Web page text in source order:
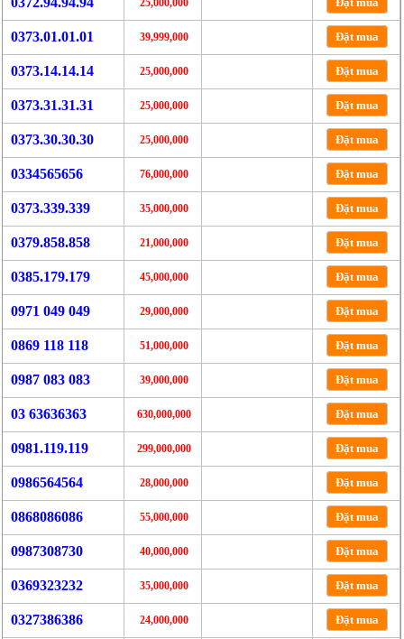
25,000,000
0373.01.01.01 39,999,000 Đặt mua
0373.14.14.14 25,000,000 Đặt mua
0373.31.31.31 25,000,000 Đặt mua
0373.30.30.30 25,000,000 Đặt mua
0334565656 76,000,000 Đặt mua
0373.339.339 35,000,000 Đặt mua
0379.858.858 21,000,000 Đặt mua
0385.179.179 45,000,000 Đặt mua
0971 049 049 29,000,000 Đặt mua
0869 118 118 51,000,000 Đặt mua
0987 083 083 39,000,000 Đặt mua
03 63636363 630,000,000 Đặt mua
0981.119.119 299,000,000 Đặt mua
0986564564 28,000,000 Đặt mua
0868086086 55,000,000 Đặt mua
0987308730 40,000,000 Đặt mua
0369323232 35,000,000 Đặt mua
0327386386 24,000,000 Đặt mua